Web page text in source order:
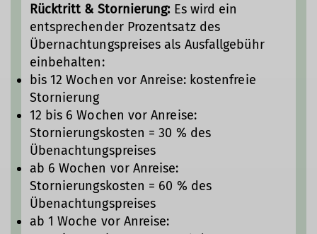
Rücktritt & Stornierung: Es wird ein
entsprechender Prozentsatz des
Übernachtungspreises als Ausfallgebühr
einbehalten:
bis 12 Wochen vor Anreise: kostenfreie
Stornierung
12 bis 6 Wochen vor Anreise:
Stornierungskosten = 30 % des
Übenachtungspreises
ab 6 Wochen vor Anreise:
Stornierungskosten = 60 % des
Übenachtungspreises
ab 1 Woche vor Anreise: